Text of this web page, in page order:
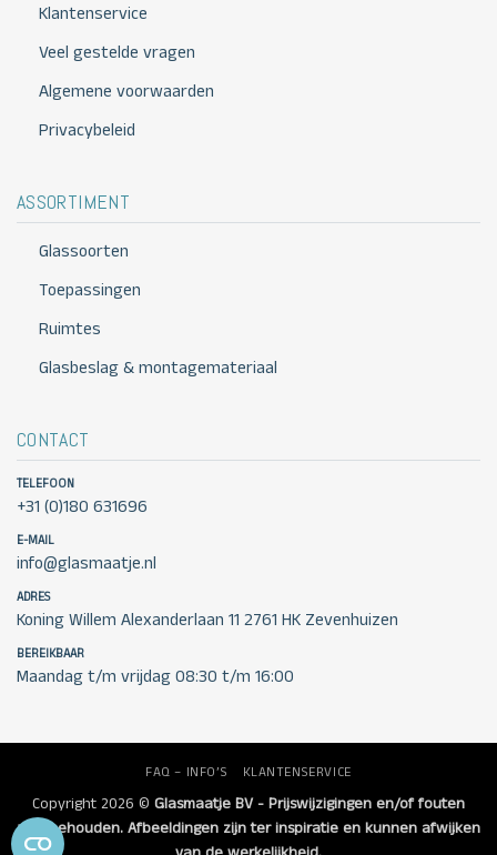
Klantenservice
Veel gestelde vragen
Algemene voorwaarden
Privacybeleid
ASSORTIMENT
Glassoorten
Toepassingen
Ruimtes
Glasbeslag & montagemateriaal
CONTACT
TELEFOON
+31 (0)180 631696
E-MAIL
info@glasmaatje.nl
ADRES
Koning Willem Alexanderlaan 11 2761 HK Zevenhuizen
BEREIKBAAR
Maandag t/m vrijdag 08:30 t/m 16:00
FAQ – INFO’S KLANTENSERVICE
Copyright 2026 © Glasmaatje BV - Prijswijzigingen en/of fouten
voorbehouden. Afbeeldingen zijn ter inspiratie en kunnen afwijken